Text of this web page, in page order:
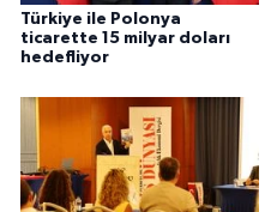
Türkiye ile Polonya
ticarette 15 milyar doları
hedefliyor